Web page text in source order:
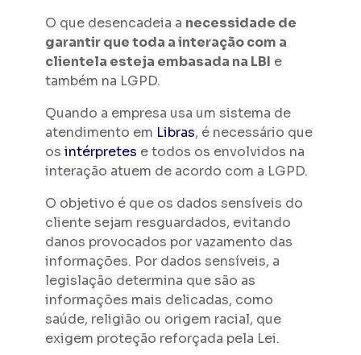
O que desencadeia a necessidade de
garantir que toda a interação com a
clientela esteja embasada na LBI e
também na LGPD.
Quando a empresa usa um sistema de
atendimento em Libras, é necessário que
os intérpretes e todos os envolvidos na
interação atuem de acordo com a LGPD.
O objetivo é que os dados sensíveis do
cliente sejam resguardados, evitando
danos provocados por vazamento das
informações. Por dados sensíveis, a
legislação determina que são as
informações mais delicadas, como
saúde, religião ou origem racial, que
exigem proteção reforçada pela Lei.